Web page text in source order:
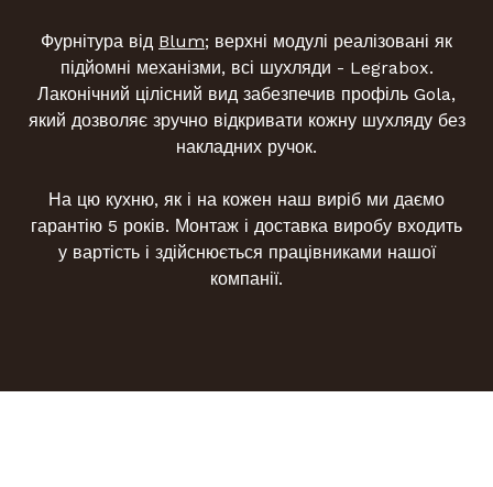
Фурнітура від Blum; верхні модулі реалізовані як
підйомні механізми, всі шухляди - Legrabox.
Лаконічний цілісний вид забезпечив профіль Gola,
який дозволяє зручно відкривати кожну шухляду без
накладних ручок.
На цю кухню, як і на кожен наш виріб ми даємо
гарантію 5 років. Монтаж і доставка виробу входить
у вартість і здійснюється працівниками нашої
компанії.